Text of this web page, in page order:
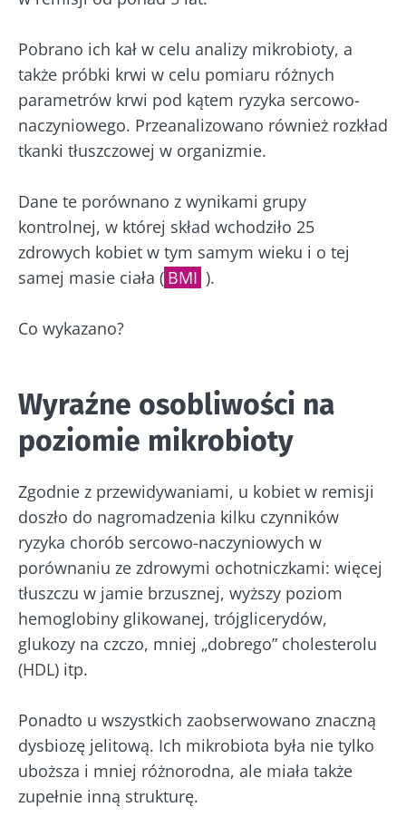
Pobrano ich kał w celu analizy mikrobioty, a
także próbki krwi w celu pomiaru różnych
parametrów krwi pod kątem ryzyka sercowo-
naczyniowego. Przeanalizowano również rozkład
tkanki tłuszczowej w organizmie.
Dane te porównano z wynikami grupy
kontrolnej, w której skład wchodziło 25
zdrowych kobiet w tym samym wieku i o tej
samej masie ciała ( BMI ).
Co wykazano?
Wyraźne osobliwości na
poziomie mikrobioty
Zgodnie z przewidywaniami, u kobiet w remisji
doszło do nagromadzenia kilku czynników
ryzyka chorób sercowo-naczyniowych w
porównaniu ze zdrowymi ochotniczkami: więcej
tłuszczu w jamie brzusznej, wyższy poziom
hemoglobiny glikowanej, trójglicerydów,
glukozy na czczo, mniej „dobrego” cholesterolu
(HDL) itp.
Ponadto u wszystkich zaobserwowano znaczną
dysbiozę jelitową. Ich mikrobiota była nie tylko
uboższa i mniej różnorodna, ale miała także
zupełnie inną strukturę.